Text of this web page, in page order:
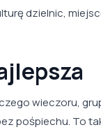
dzielnic,
wieczoru,
pośpiechu. To